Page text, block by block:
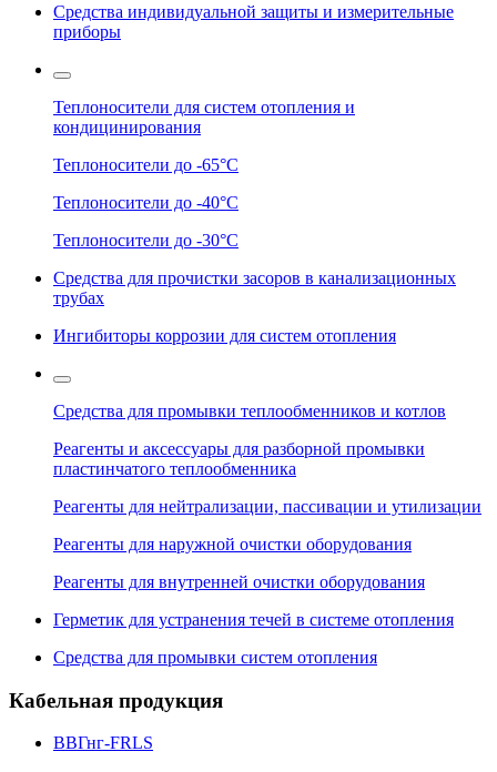
Средства индивидуальной защиты и измерительные
приборы
Теплоносители для систем отопления и
кондицинирования
Теплоносители до -65°C
Теплоносители до -40°C
Теплоносители до -30°C
Средства для прочистки засоров в канализационных
трубах
Ингибиторы коррозии для систем отопления
Средства для промывки теплообменников и котлов
Реагенты и аксессуары для разборной промывки
пластинчатого теплообменника
Реагенты для нейтрализации, пассивации и утилизации
Реагенты для наружной очистки оборудования
Реагенты для внутренней очистки оборудования
Герметик для устранения течей в системе отопления
Средства для промывки систем отопления
Кабельная продукция
ВВГнг-FRLS